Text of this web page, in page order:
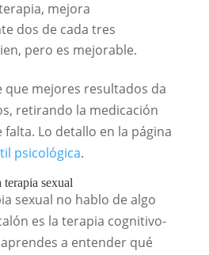
mejora
dos de cada tres
pero es mejorable.
que mejores resultados da
retirando la medicación
falta. Lo detallo en la página
psicológica.
terapia sexual
sexual no hablo de algo
es la terapia cognitivo-
a entender qué